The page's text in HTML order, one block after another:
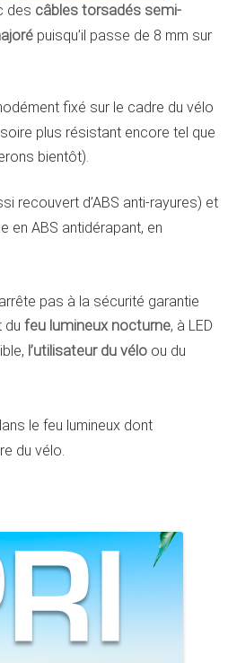
des câbles torsadés semi-
puisqu’il passe de 8 mm sur
fixé sur le cadre du vélo
plus résistant encore tel que
bientôt).
recouvert d’ABS anti-rayures) et
en ABS antidérapant, en
pas à la sécurité garantie
du feu lumineux nocturne, à LED
l’utilisateur du vélo ou du
le feu lumineux dont
du vélo.